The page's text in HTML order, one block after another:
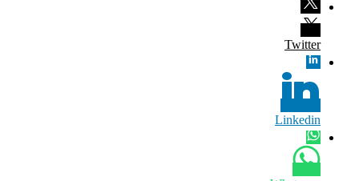
Twitter
Linkedin